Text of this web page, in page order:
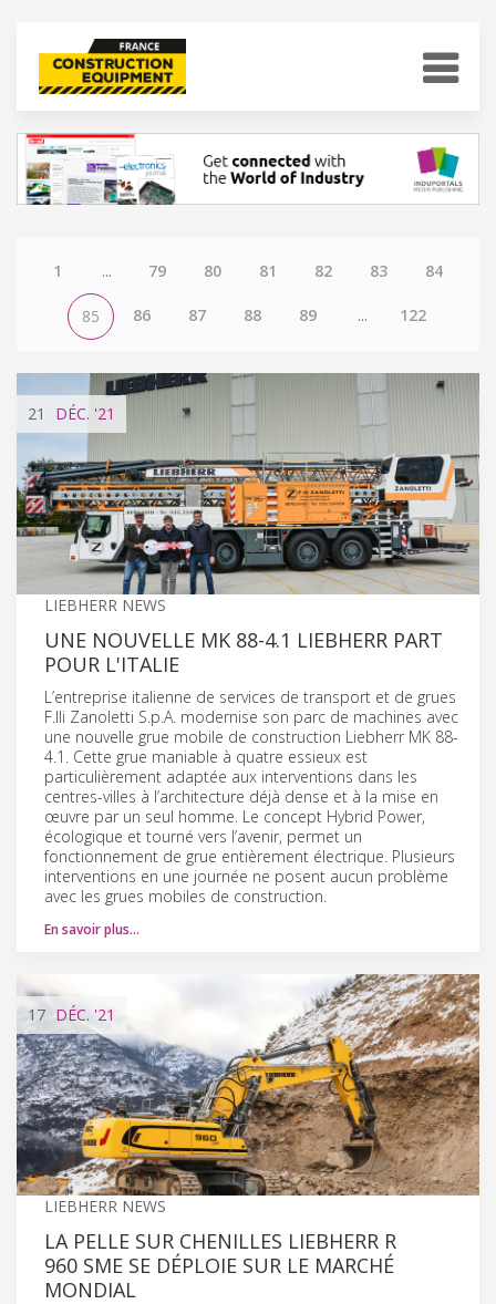
1 ... 79 80 81 82 83 84
85 86 87 88 89 ... 122
21 DÉC. '21
LIEBHERR NEWS
UNE NOUVELLE MK 88-4.1 LIEBHERR PART
POUR L'ITALIE
L’entreprise italienne de services de transport et de grues
F.lli Zanoletti S.p.A. modernise son parc de machines avec
une nouvelle grue mobile de construction Liebherr MK 88-
4.1. Cette grue maniable à quatre essieux est
particulièrement adaptée aux interventions dans les
centres-villes à l’architecture déjà dense et à la mise en
œuvre par un seul homme. Le concept Hybrid Power,
écologique et tourné vers l’avenir, permet un
fonctionnement de grue entièrement électrique. Plusieurs
interventions en une journée ne posent aucun problème
avec les grues mobiles de construction.
En savoir plus…
17 DÉC. '21
LIEBHERR NEWS
LA PELLE SUR CHENILLES LIEBHERR R
960 SME SE DÉPLOIE SUR LE MARCHÉ
MONDIAL